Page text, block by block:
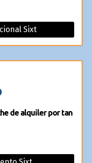
Sixt
de alquiler por tan